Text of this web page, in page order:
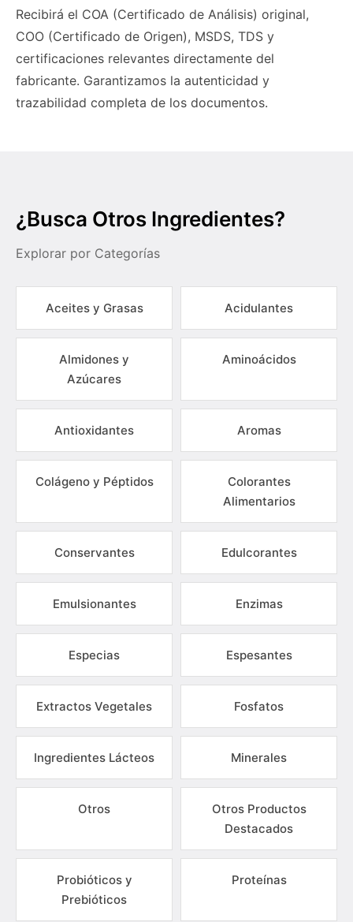
Recibirá el COA (Certificado de Análisis) original,
COO (Certificado de Origen), MSDS, TDS y
certificaciones relevantes directamente del
fabricante. Garantizamos la autenticidad y
trazabilidad completa de los documentos.
¿Busca Otros Ingredientes?
Explorar por Categorías
Aceites y Grasas Acidulantes
Almidones y
Azúcares
Aminoácidos
Antioxidantes Aromas
Colágeno y Péptidos
Colorantes
Alimentarios
Conservantes Edulcorantes
Emulsionantes Enzimas
Especias Espesantes
Extractos Vegetales Fosfatos
Ingredientes Lácteos Minerales
Otros
Otros Productos
Destacados
Probióticos y
Prebióticos
Proteínas